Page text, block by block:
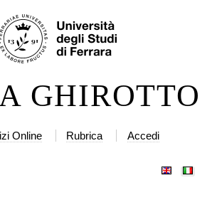
GHIROTTO
Online Rubrica Accedi